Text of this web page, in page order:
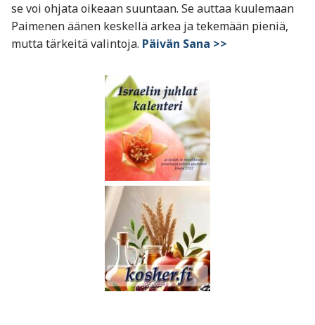
se voi ohjata oikeaan suuntaan. Se auttaa kuulemaan
Paimenen äänen keskellä arkea ja tekemään pieniä,
mutta tärkeitä valintoja. Päivän Sana >>